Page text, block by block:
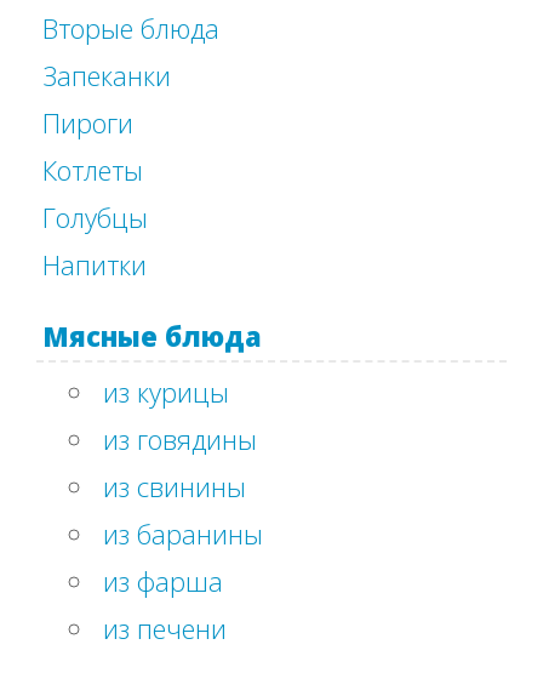
Вторые блюда
Запеканки
Пироги
Котлеты
Голубцы
Напитки
Мясные блюда
из курицы
из говядины
из свинины
из баранины
из фарша
из печени